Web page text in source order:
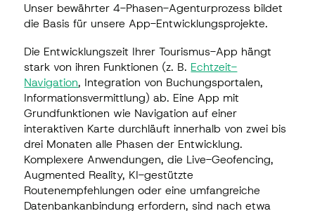
Unser bewährter 4-Phasen-Agenturprozess bildet
die Basis für unsere App-Entwicklungsprojekte.
Die Entwicklungszeit Ihrer Tourismus-App hängt
stark von ihren Funktionen (z. B. Echtzeit-
Navigation, Integration von Buchungsportalen,
Informationsvermittlung) ab. Eine App mit
Grundfunktionen wie Navigation auf einer
interaktiven Karte durchläuft innerhalb von zwei bis
drei Monaten alle Phasen der Entwicklung.
Komplexere Anwendungen, die Live-Geofencing,
Augmented Reality, KI-gestützte
Routenempfehlungen oder eine umfangreiche
Datenbankanbindung erfordern, sind nach etwa